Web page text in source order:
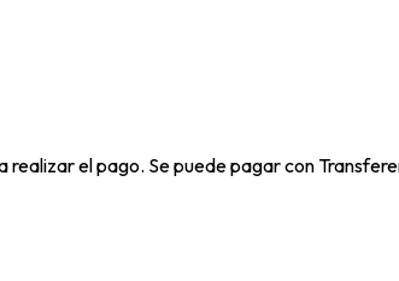
el pago. Se puede pagar con